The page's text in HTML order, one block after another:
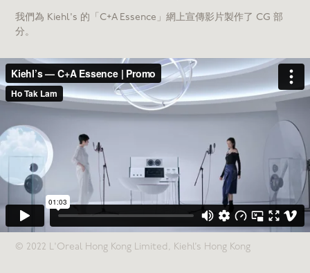
我們為 Kiehl's 的「C+A Essence」網上宣傳影片製作了 CG 部
分。
© 2022 L'Oreal Hong Kong Limited, Kiehl’s Hong Kong